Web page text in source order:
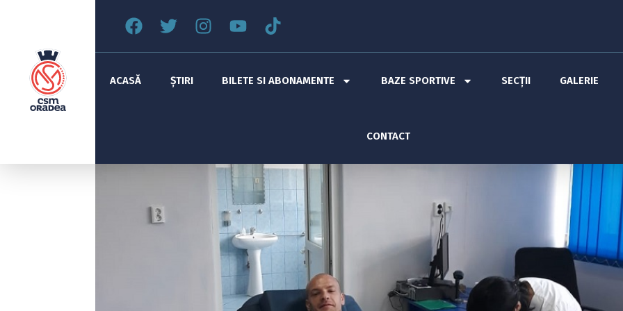
ACASĂ ȘTIRI BILETE SI ABONAMENTE BAZE SPORTIVE SECȚII GALERIE
CONTACT